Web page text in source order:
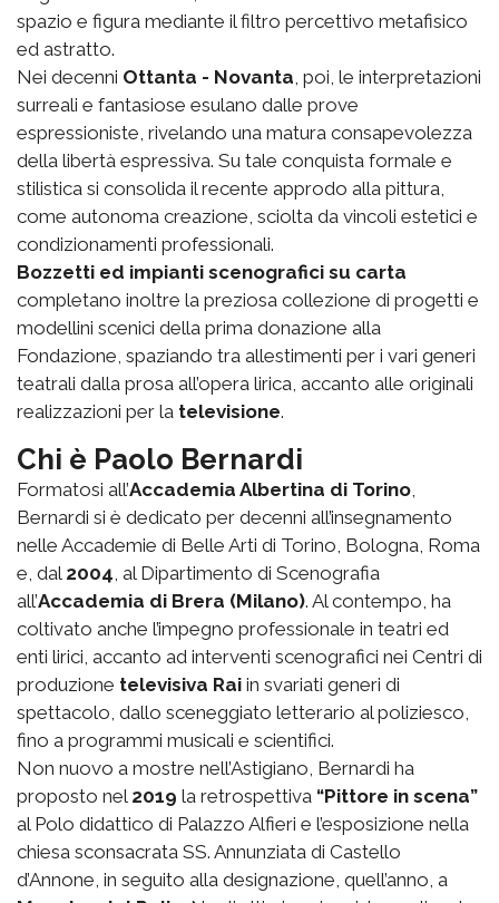
spazio e figura mediante il filtro percettivo metafisico
ed astratto.
Nei decenni Ottanta - Novanta , poi, le interpretazioni
surreali e fantasiose esulano dalle prove
espressioniste, rivelando una matura consapevolezza
della libertà espressiva. Su tale conquista formale e
stilistica si consolida il recente approdo alla pittura,
come autonoma creazione, sciolta da vincoli estetici e
condizionamenti professionali.
Bozzetti ed impianti scenografici su carta
completano inoltre la preziosa collezione di progetti e
modellini scenici della prima donazione alla
Fondazione, spaziando tra allestimenti per i vari generi
teatrali dalla prosa all’opera lirica, accanto alle originali
realizzazioni per la televisione.
Chi è Paolo Bernardi
Formatosi all’Accademia Albertina di Torino
Bernardi si è dedicato per decenni all’insegnamento
nelle Accademie di Belle Arti di Torino, Bologna, Roma
e, dal 2004 , al Dipartimento di Scenografia
all’Accademia di Brera (Milano). Al contempo, ha
coltivato anche l’impegno professionale in teatri ed
enti lirici, accanto ad interventi scenografici nei Centri di
produzione televisiva Rai in svariati generi di
spettacolo, dallo sceneggiato letterario al poliziesco,
fino a programmi musicali e scientifici.
Non nuovo a mostre nell’Astigiano, Bernardi ha
proposto nel 2019 la retrospettiva “Pittore in scena”
al Polo didattico di Palazzo Alfieri e l’esposizione nella
chiesa sconsacrata SS. Annunziata di Castello
d’Annone, in seguito alla designazione, quell’anno, a